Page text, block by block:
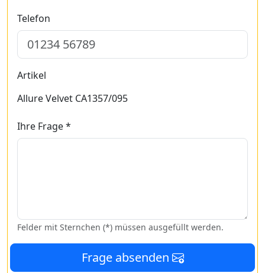
Telefon
Artikel
Allure Velvet CA1357/095
Ihre Frage *
Felder mit Sternchen (*) müssen ausgefüllt werden.
Frage absenden